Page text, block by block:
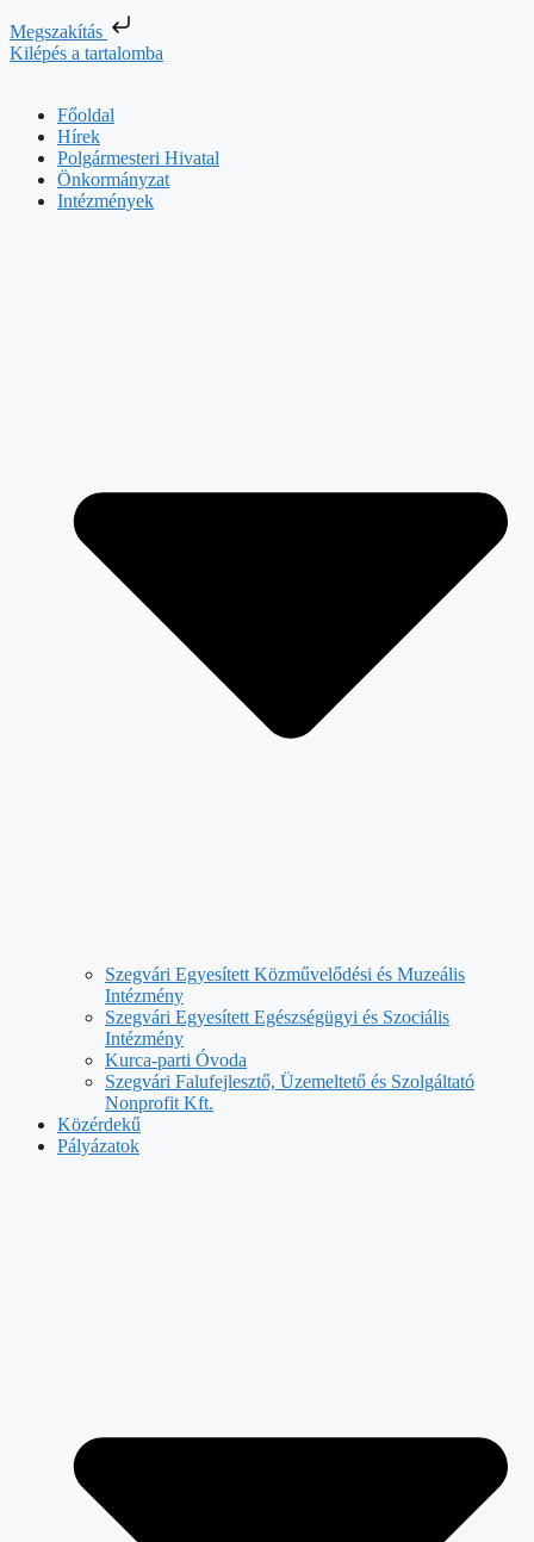
Megszakítás
Kilépés a tartalomba
Főoldal
Hírek
Polgármesteri Hivatal
Önkormányzat
Intézmények
Szegvári Egyesített Közművelődési és Muzeális
Intézmény
Szegvári Egyesített Egészségügyi és Szociális
Intézmény
Kurca-parti Óvoda
Szegvári Falufejlesztő, Üzemeltető és Szolgáltató
Nonprofit Kft.
Közérdekű
Pályázatok